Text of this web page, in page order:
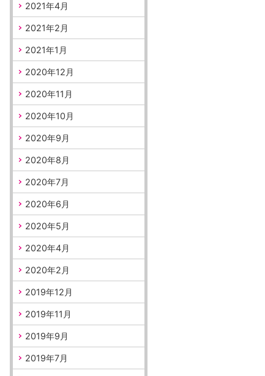
2021年4月
2021年2月
2021年1月
2020年12月
2020年11月
2020年10月
2020年9月
2020年8月
2020年7月
2020年6月
2020年5月
2020年4月
2020年2月
2019年12月
2019年11月
2019年9月
2019年7月